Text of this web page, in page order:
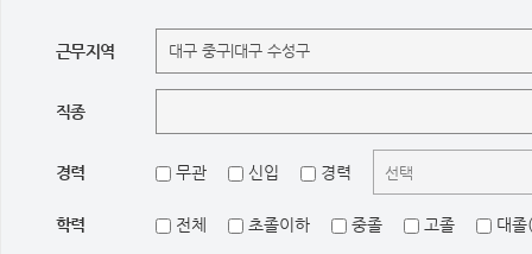
근무지역
직종
경력 무관 신입 경력
학력 전체 초졸이하 중졸 고졸 대